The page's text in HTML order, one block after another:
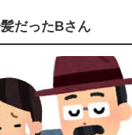
だったBさん